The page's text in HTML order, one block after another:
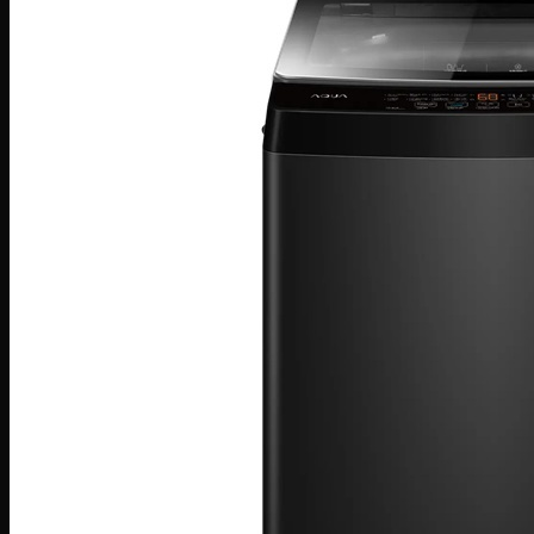
Điều hòa Sunhouse
Điều hòa Fujiaire
Điều hòa General
Điều hòa Sumikura